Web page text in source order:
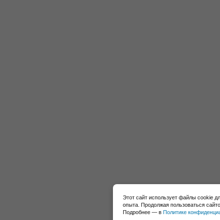
Этот сайт использует файлы cookie
опыта. Продолжая пользоваться
Подробнее — в Политике